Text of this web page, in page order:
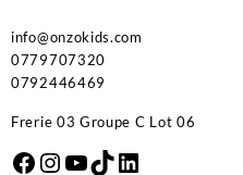
info@onzokids.com
0779707320
0792446469
Frerie 03 Groupe C Lot 06
Facebook
Instagram
YouTube
TikTok
LinkedIn